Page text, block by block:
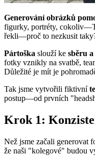
Generování obrázků
figurky, portréty,
řekli—proč to nezkusit
Pártoška slouží ke sběru
fotky vznikly na svatbě,
Důležité je mít je
Tak jsme vytvořili fiktivní
postup—od prvních
Krok 1:
Než jsme začali generovat
že naši "kolegové" budou